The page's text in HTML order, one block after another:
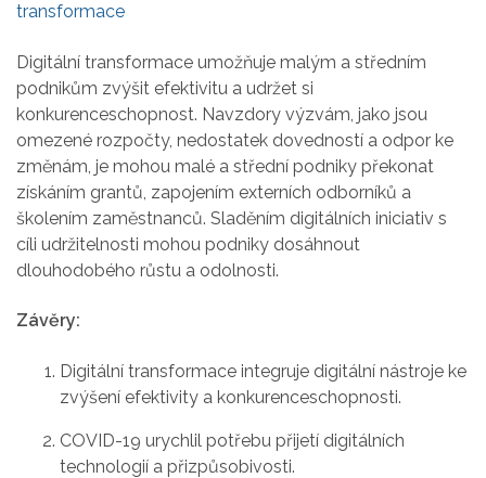
transformace
Digitální transformace umožňuje malým a středním
podnikům zvýšit efektivitu a udržet si
konkurenceschopnost. Navzdory výzvám, jako jsou
omezené rozpočty, nedostatek dovedností a odpor ke
změnám, je mohou malé a střední podniky překonat
získáním grantů, zapojením externích odborníků a
školením zaměstnanců. Sladěním digitálních iniciativ s
cíli udržitelnosti mohou podniky dosáhnout
dlouhodobého růstu a odolnosti.
Závěry:
Digitální transformace integruje digitální nástroje ke
zvýšení efektivity a konkurenceschopnosti.
COVID-19 urychlil potřebu přijetí digitálních
technologií a přizpůsobivosti.